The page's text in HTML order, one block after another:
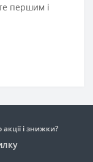
першим і
і знижки?